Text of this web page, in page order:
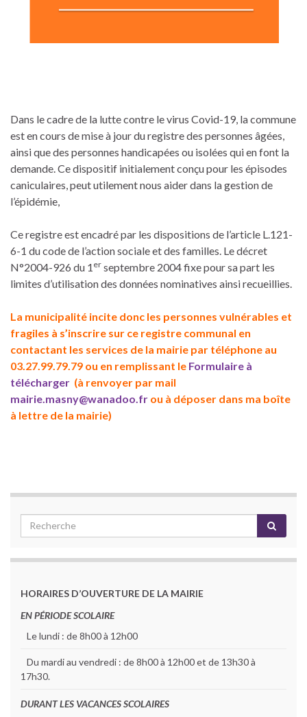
Dans le cadre de la lutte contre le virus Covid-19, la commune
est en cours de mise à jour du registre des personnes âgées,
ainsi que des personnes handicapées ou isolées qui en font la
demande. Ce dispositif initialement conçu pour les épisodes
caniculaires, peut utilement nous aider dans la gestion de
l’épidémie,
Ce registre est encadré par les dispositions de l’article L.121-
6-1 du code de l’action sociale et des familles. Le décret
N°2004-926 du 1 er septembre 2004 fixe pour sa part les
limites d’utilisation des données nominatives ainsi recueillies.
La municipalité incite donc les personnes vulnérables et
fragiles à s’inscrire sur ce registre communal en
contactant les services de la mairie par téléphone au
03.27.99.79.79 ou en remplissant le Formulaire à
télécharger (à renvoyer par mail
mairie.masny@wanadoo.fr ou à déposer dans ma boîte
à lettre de la mairie)
HORAIRES D’OUVERTURE DE LA MAIRIE
EN PÉRIODE SCOLAIRE
Le lundi : de 8h00 à 12h00
Du mardi au vendredi : de 8h00 à 12h00 et de 13h30 à
17h30.
DURANT LES VACANCES SCOLAIRES